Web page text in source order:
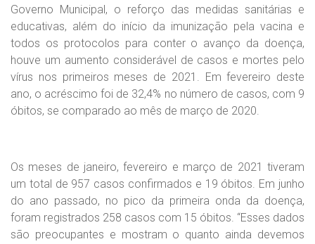
Governo Municipal, o reforço das medidas sanitárias e
educativas, além do início da imunização pela vacina e
todos os protocolos para conter o avanço da doença,
houve um aumento considerável de casos e mortes pelo
vírus nos primeiros meses de 2021. Em fevereiro deste
ano, o acréscimo foi de 32,4% no número de casos, com 9
óbitos, se comparado ao mês de março de 2020.
Os meses de janeiro, fevereiro e março de 2021 tiveram
um total de 957 casos confirmados e 19 óbitos. Em junho
do ano passado, no pico da primeira onda da doença,
foram registrados 258 casos com 15 óbitos. “Esses dados
são preocupantes e mostram o quanto ainda devemos